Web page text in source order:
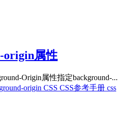
origin属性
Origin属性指定background-...
origin CSS CSS参考手册 css